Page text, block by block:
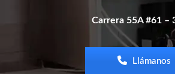
Carrera 55A #61 –
Llámanos